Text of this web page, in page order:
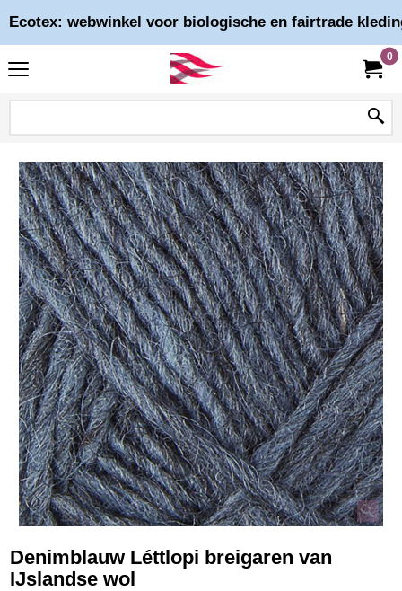
Ecotex: webwinkel voor biologische en fairtrade
0
Denimblauw Léttlopi breigaren van
IJslandse wol